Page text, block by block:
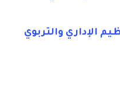
الإداري والتربوي